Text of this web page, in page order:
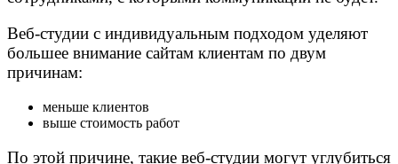
Веб-студии с индивидуальным подходом уделяют
большее внимание сайтам клиентам по двум
причинам:
меньше клиентов
выше стоимость работ
По этой причине, такие веб-студии могут углубиться